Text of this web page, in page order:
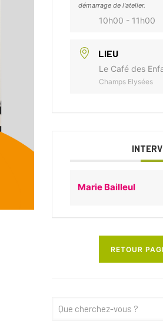
démarrage de l'atelier.
10h00 - 11h00
LIEU
Le Café des
Champs Elysées
Marie Bailleul
RETOUR